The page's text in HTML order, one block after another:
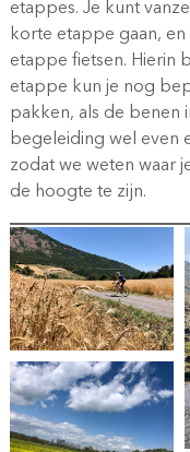
etappes. Je kunt
korte etappe gaan,
etappe fietsen. Hierin
etappe kun je nog
pakken, als de benen
begeleiding wel even
zodat we weten waar
de hoogte te zijn.